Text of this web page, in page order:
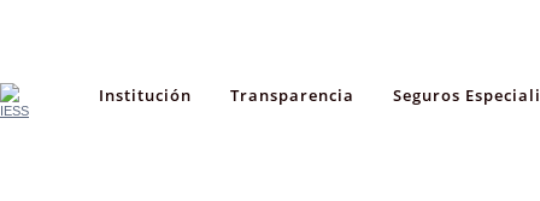
Institución Transparencia Seguros